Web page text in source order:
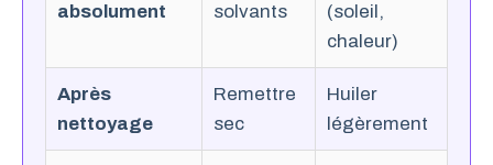
absolument
solvants
(soleil,
chaleur)
Après
nettoyage
Remettre
sec
Huiler
légèrement